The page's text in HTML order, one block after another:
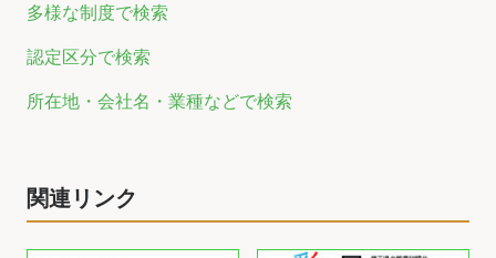
多様な制度で検索
認定区分で検索
所在地・会社名・業種などで検索
関連リンク